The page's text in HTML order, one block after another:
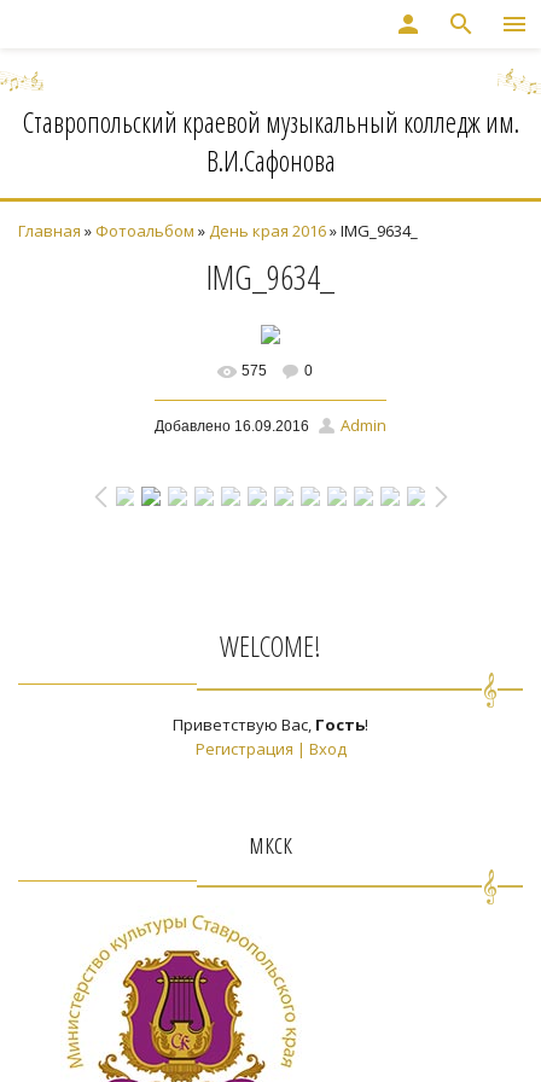
menu
search
person
Ставропольский краевой музыкальный колледж им.
В.И.Сафонова
Главная » Фотоальбом »День края 2016» IMG_9634_
IMG_9634_
В реальном размере
1600x1067/ 1101.2Kb
575 0
Добавлено 16.09.2016 Admin
WELCOME!
Приветствую Вас, Гость!
Регистрация | Вход
мкск